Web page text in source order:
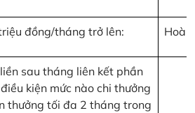
đồng/tháng trở lên:
sau tháng liên kết phần
kiện mức nào chi thưởng
thưởng tối đa 2 tháng trong